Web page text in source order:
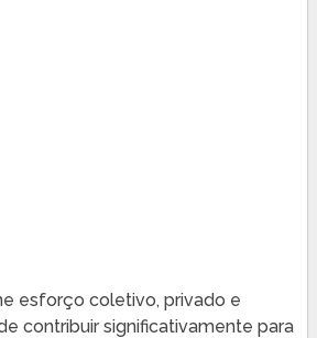
esforço coletivo, privado e
contribuir significativamente para